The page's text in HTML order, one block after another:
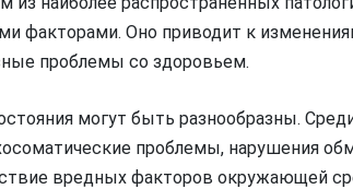
факторами. Оно приводит к
проблемы со здоровьем.
могут быть разнообразны.
проблемы, нарушения
вредных факторов окружающей